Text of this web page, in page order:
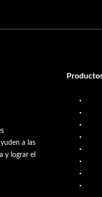
a las
y lograr el